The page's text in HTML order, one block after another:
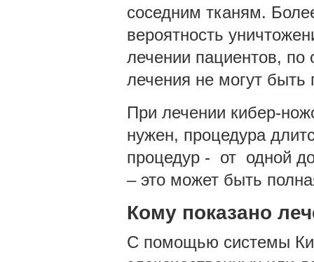
соседним тканям.
вероятность
лечении пациентов,
лечения не могут
При лечении кибер-
нужен, процедура
процедур - от одной
– это может быть
Кому показано
С помощью системы